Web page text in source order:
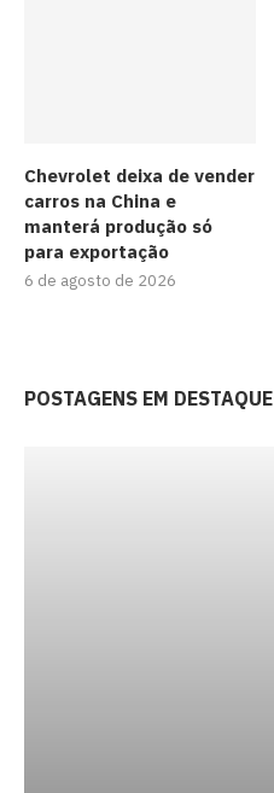
Chevrolet deixa de vender
carros na China e
manterá produção só
para exportação
6 de agosto de 2026
POSTAGENS EM DESTAQUE